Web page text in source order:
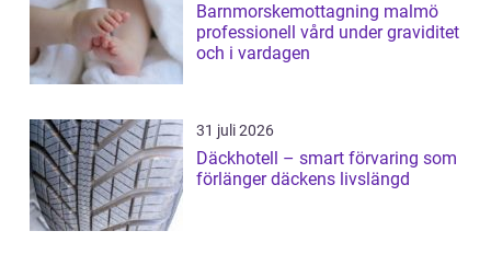
Barnmorskemottagning malmö
professionell vård under graviditet
och i vardagen
31 juli 2026
Däckhotell – smart förvaring som
förlänger däckens livslängd